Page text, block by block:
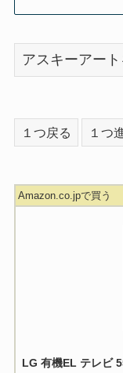
アスキーアー
１つ戻る １つ
Amazon.co.jpで買う
LG 有機EL テレビ